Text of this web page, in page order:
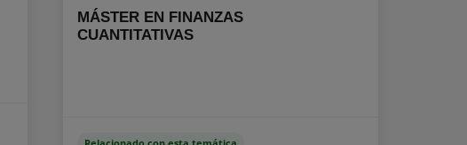
MÁSTER EN FINANZAS
CUANTITATIVAS